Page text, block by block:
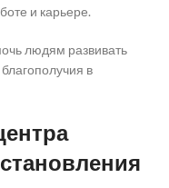
и карьере.
людям развивать
в